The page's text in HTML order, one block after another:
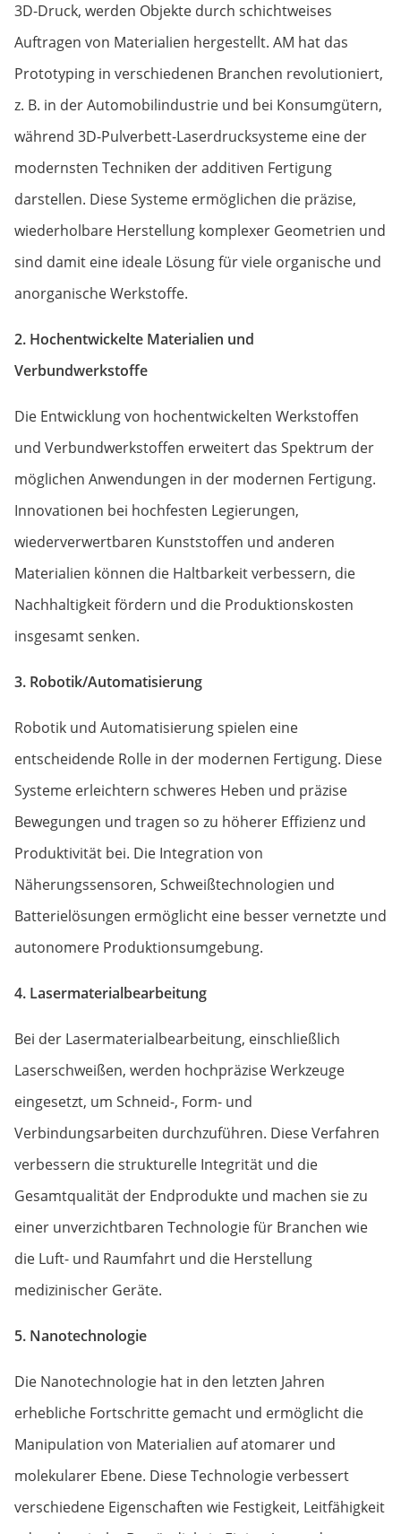
3D-Druck, werden Objekte durch schichtweises
Auftragen von Materialien hergestellt. AM hat das
Prototyping in verschiedenen Branchen revolutioniert,
z. B. in der Automobilindustrie und bei Konsumgütern,
während 3D-Pulverbett-Laserdrucksysteme eine der
modernsten Techniken der additiven Fertigung
darstellen. Diese Systeme ermöglichen die präzise,
wiederholbare Herstellung komplexer Geometrien und
sind damit eine ideale Lösung für viele organische und
anorganische Werkstoffe.
2. Hochentwickelte Materialien und
Verbundwerkstoffe
Die Entwicklung von hochentwickelten Werkstoffen
und Verbundwerkstoffen erweitert das Spektrum der
möglichen Anwendungen in der modernen Fertigung.
Innovationen bei hochfesten Legierungen,
wiederverwertbaren Kunststoffen und anderen
Materialien können die Haltbarkeit verbessern, die
Nachhaltigkeit fördern und die Produktionskosten
insgesamt senken.
3. Robotik/Automatisierung
Robotik und Automatisierung spielen eine
entscheidende Rolle in der modernen Fertigung. Diese
Systeme erleichtern schweres Heben und präzise
Bewegungen und tragen so zu höherer Effizienz und
Produktivität bei. Die Integration von
Näherungssensoren, Schweißtechnologien und
Batterielösungen ermöglicht eine besser vernetzte und
autonomere Produktionsumgebung.
4. Lasermaterialbearbeitung
Bei der Lasermaterialbearbeitung, einschließlich
Laserschweißen, werden hochpräzise Werkzeuge
eingesetzt, um Schneid-, Form- und
Verbindungsarbeiten durchzuführen. Diese Verfahren
verbessern die strukturelle Integrität und die
Gesamtqualität der Endprodukte und machen sie zu
einer unverzichtbaren Technologie für Branchen wie
die Luft- und Raumfahrt und die Herstellung
medizinischer Geräte.
5. Nanotechnologie
Die Nanotechnologie hat in den letzten Jahren
erhebliche Fortschritte gemacht und ermöglicht die
Manipulation von Materialien auf atomarer und
molekularer Ebene. Diese Technologie verbessert
verschiedene Eigenschaften wie Festigkeit, Leitfähigkeit